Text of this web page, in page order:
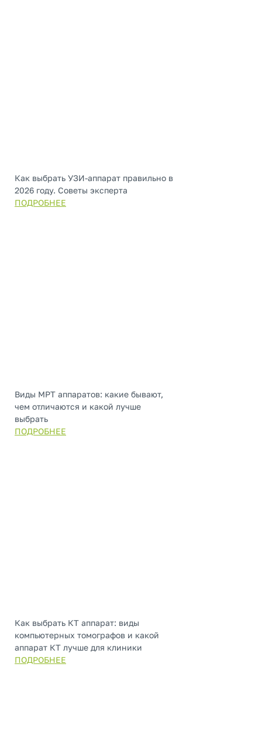
Как выбрать УЗИ-аппарат правильно в
2026 году. Советы эксперта
ПОДРОБНЕЕ
Виды МРТ аппаратов: какие бывают,
чем отличаются и какой лучше
выбрать
ПОДРОБНЕЕ
Как выбрать КТ аппарат: виды
компьютерных томографов и какой
аппарат КТ лучше для клиники
ПОДРОБНЕЕ